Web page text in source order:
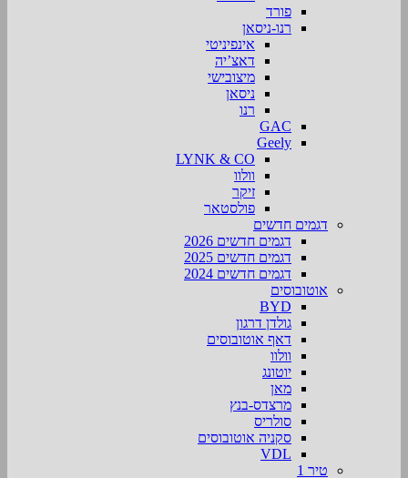
פורד
רנו-ניסאן
אינפיניטי
דאצ’יה
מיצובישי
ניסאן
רנו
GAC
Geely
LYNK & CO
וולוו
זיקר
פולסטאר
דגמים חדשים
דגמים חדשים 2026
דגמים חדשים 2025
דגמים חדשים 2024
אוטובוסים
BYD
גולדן דרגון
דאף אוטובוסים
וולוו
יוטונג
מאן
מרצדס-בנץ
סולריס
סקניה אוטובוסים
VDL
טיר 1